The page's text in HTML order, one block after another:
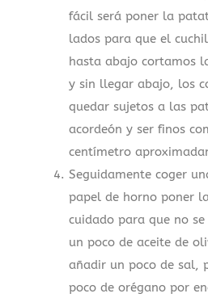
fácil será poner la
lados para que el
hasta abajo cortamos
y sin llegar abajo, los
quedar sujetos a las
acordeón y ser finos
centímetro
Seguidamente coger
papel de horno poner
cuidado para que no
un poco de aceite de
añadir un poco de sal,
poco de orégano por